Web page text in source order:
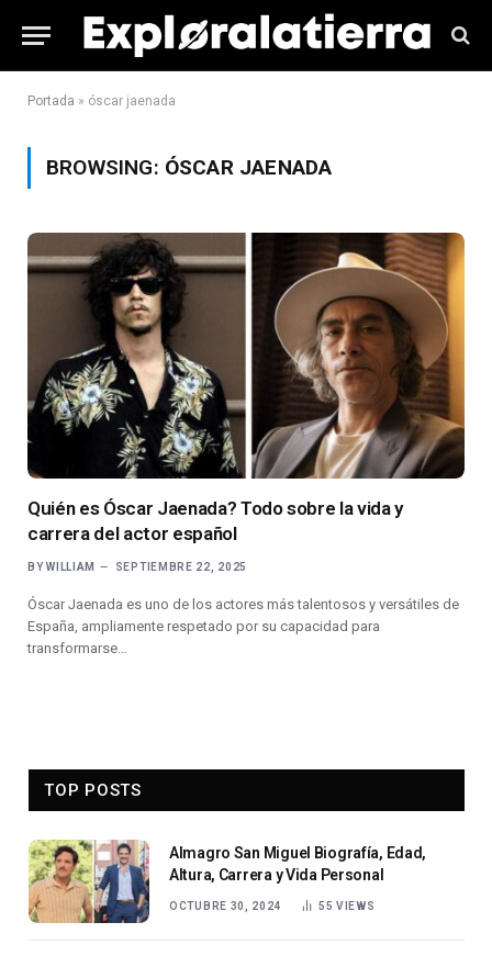
Portada » óscar jaenada
BROWSING: ÓSCAR JAENADA
Quién es Óscar Jaenada? Todo sobre la vida y
carrera del actor español
BY WILLIAM SEPTIEMBRE 22, 2025
Óscar Jaenada es uno de los actores más talentosos y versátiles de
España, ampliamente respetado por su capacidad para
transformarse…
TOP POSTS
Almagro San Miguel Biografía, Edad,
Altura, Carrera y Vida Personal
OCTUBRE 30, 2024 55VIEWS